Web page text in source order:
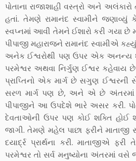
પોતાના રાજાશાહી વસ્ત્રો અને
હતાં. તેમણે રામાનંદ સ્વામીને જણાવ્યું
સ્વપ્નમાં આવી તેમને ઈશારો કરી ગયા છે
પીપાજી મહારાજને રામાનંદ સ્વામીએ
અનેક ઈશ્વરોથી પણ ઉપર એક અનન્ય
પરમેશ્વર અથવા નિર્ગુણ ઈશ્વર કહેવાય
પ્રાપ્તિનો એક માર્ગ છે સગુણ
સરળ માર્ગ પણ છે, અને એ છે અંતરમાં
પીપાજીને આ ઉપદેશે ભારે અસર કરી.
દેવતાઓની ઉપર પણ કોઈ શક્તિ
જાગી. તેમણે મહેલ પાછા ફરીને માતાજી
દયાર્દ્ર પ્રાર્થના કરી. માતાજીએ
પરમેશ્વર તો સર્વ મનુષ્યોના અંતરમાં